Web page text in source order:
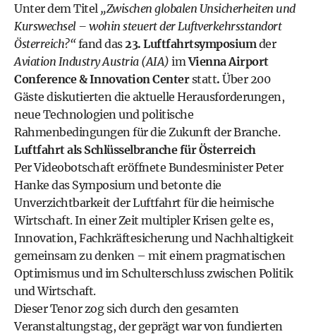
Unter dem Titel „Zwischen globalen Unsicherheiten und
Kurswechsel – wohin steuert der Luftverkehrsstandort
Österreich?“fand das23. Luftfahrtsymposiumder
Aviation Industry Austria (AIA) imVienna Airport
Conference & Innovation Centerstatt. Über 200
Gäste diskutierten die aktuelle Herausforderungen,
neue Technologien und politische
Rahmenbedingungen für die Zukunft der Branche.
Luftfahrt als Schlüsselbranche für Österreich
Per Videobotschaft eröffnete Bundesminister Peter
Hanke das Symposium und betonte die
Unverzichtbarkeit der Luftfahrt für die heimische
Wirtschaft. In einer Zeit multipler Krisen gelte es,
Innovation, Fachkräftesicherung und Nachhaltigkeit
gemeinsam zu denken – mit einem pragmatischen
Optimismus und im Schulterschluss zwischen Politik
und Wirtschaft.
Dieser Tenor zog sich durch den gesamten
Veranstaltungstag, der geprägt war von fundierten